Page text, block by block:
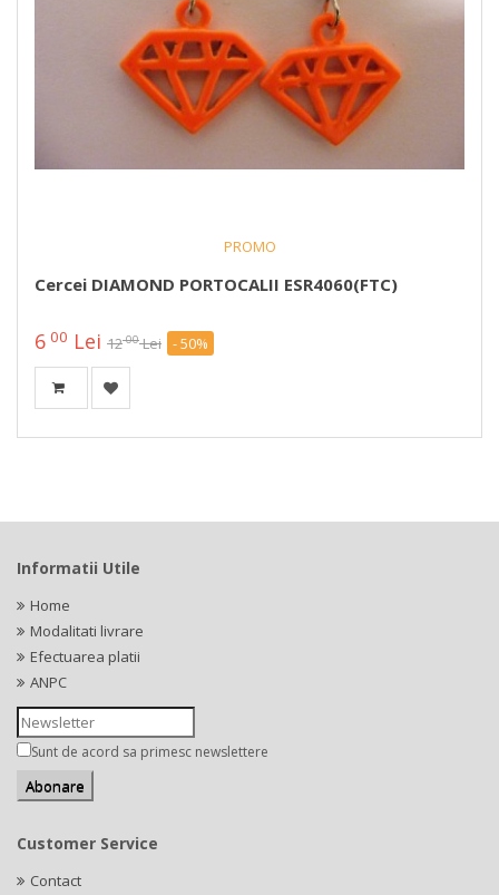
PROMO
Cercei DIAMOND PORTOCALII ESR4060(FTC)
6 00 Lei 1200 Lei - 50%
Informatii Utile
Home
Modalitati livrare
Efectuarea platii
ANPC
Sunt de acord sa primesc newslettere
Customer Service
Contact